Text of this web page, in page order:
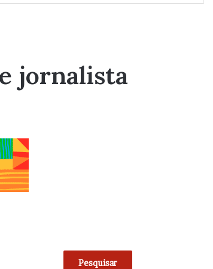
por
jornalista
Pesquisar